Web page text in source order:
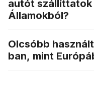
autót szállíttatok
Államokból?
Olcsóbb
ban, mint